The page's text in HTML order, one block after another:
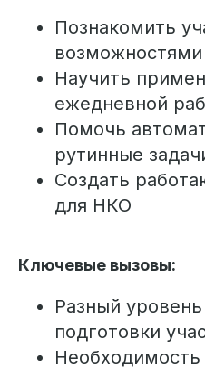
Познакомить
Научить
ежедневной
Помочь
рутинные
Создать
для НКО
Ключевые вызовы:
Разный
подготовки
Необходимость